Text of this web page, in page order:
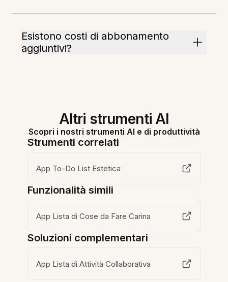
Esistono costi di abbonamento
aggiuntivi?
Altri strumenti AI
Scopri i nostri strumenti AI e di produttività
Strumenti correlati
App To-Do List Estetica
Funzionalità simili
App Lista di Cose da Fare Carina
Soluzioni complementari
App Lista di Attività Collaborativa